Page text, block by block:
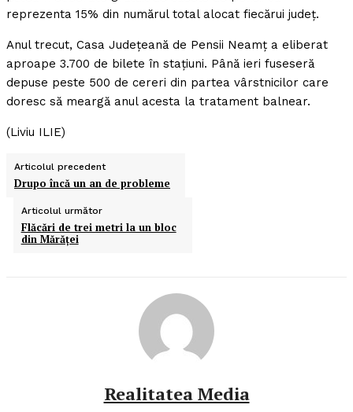
reprezenta 15% din numărul total alocat fiecărui judeţ.
Anul trecut, Casa Judeţeană de Pensii Neamţ a eliberat
aproape 3.700 de bilete în staţiuni. Până ieri fuseseră
depuse peste 500 de cereri din partea vârstnicilor care
doresc să meargă anul acesta la tratament balnear.
(Liviu ILIE)
Articolul precedent
Drupo încă un an de probleme
Articolul următor
Flăcări de trei metri la un bloc
din Mărăţei
Realitatea Media